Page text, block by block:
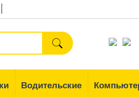
Водительские